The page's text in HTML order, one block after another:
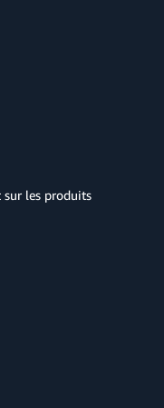
sur les produits